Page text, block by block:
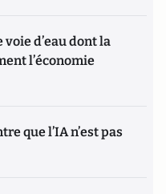
voie d’eau dont la
l’économie
que l’IA n’est pas